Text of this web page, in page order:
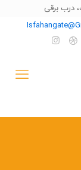
درب برقی